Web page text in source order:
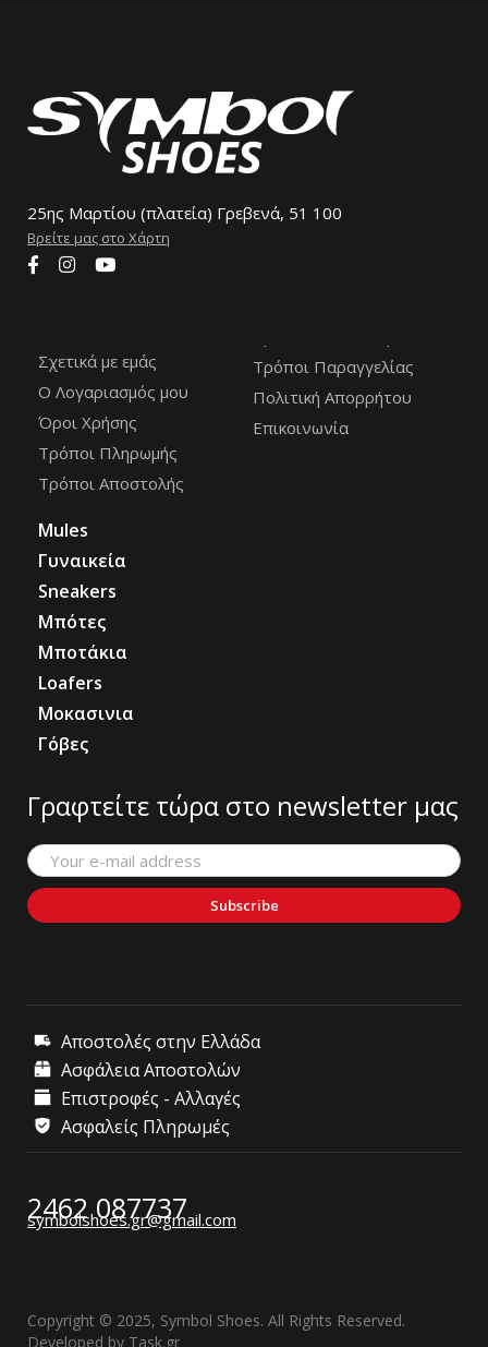
25ης Μαρτίου (πλατεία) Γρεβενά, 51 100
Βρείτε μας στο Χάρτη
Σχετικά με εμάς
Ο Λογαριασμός μου
Όροι Χρήσης
Τρόποι Πληρωμής
Τρόποι Αποστολής
Τρόποι Παραγγελίας
Πολιτική Απορρήτου
Επικοινωνία
Mules
Γυναικεία
Sneakers
Μπότες
Μποτάκια
Loafers
Μοκασινια
Γόβες
Γραφτείτε τώρα στο newsletter μας
Subscribe
Αποστολές στην Ελλάδα
Ασφάλεια Αποστολών
Επιστροφές - Αλλαγές
Ασφαλείς Πληρωμές
2462 087737
symbolshoes.gr@gmail.com
Copyright © 2025, Symbol Shoes. All Rights Reserved.
Developed by Task.gr